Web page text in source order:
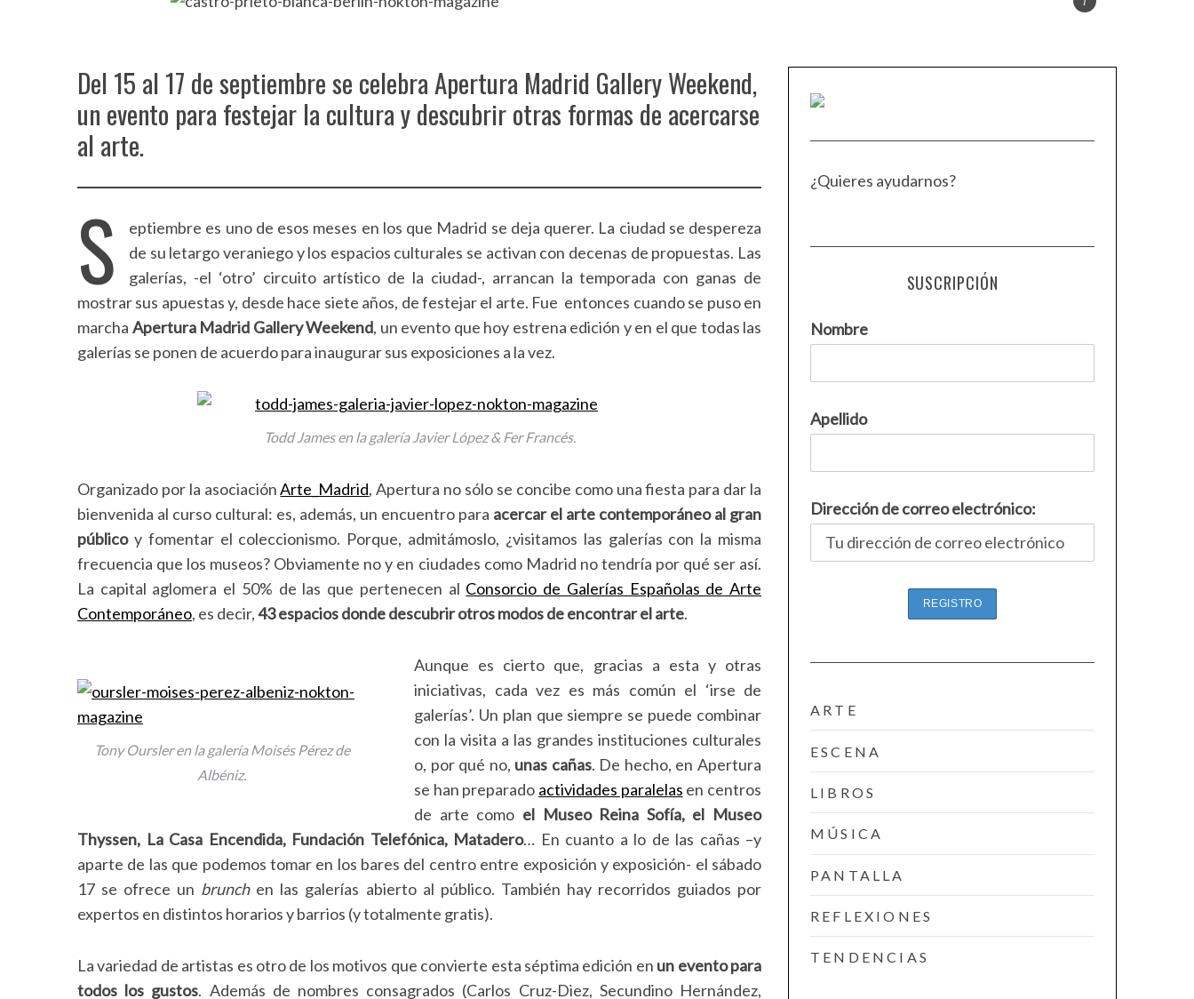
Del 15 al 17 de septiembre se celebra Apertura Madrid Gallery Weekend,
un evento para festejar la cultura y descubrir otras formas de acercarse
al arte.
S
eptiembre es uno de esos meses en los que Madrid se deja querer. La ciudad se despereza
de su letargo veraniego y los espacios culturales se activan con decenas de propuestas. Las
galerías, -el ‘otro’ circuito artístico de la ciudad-, arrancan la temporada con ganas de
mostrar sus apuestas y, desde hace siete años, de festejar el arte. Fue entonces cuando se puso en
marcha Apertura Madrid Gallery Weekend, un evento que hoy estrena edición y en el que todas las
galerías se ponen de acuerdo para inaugurar sus exposiciones a la vez.
Todd James en la galería Javier López & Fer Francés.
Organizado por la asociaciónArte_Madrid, Apertura no sólo se concibe como una fiesta para dar la
bienvenida al curso cultural: es, además, un encuentro para acercar el arte contemporáneo al gran
públicoy fomentar el coleccionismo. Porque, admitámoslo, ¿visitamos las galerías con la misma
frecuencia que los museos? Obviamente no y en ciudades como Madrid no tendría por qué ser así.
La capital aglomera el 50% de las que pertenecen al Consorcio de Galerías Españolas de Arte
Contemporáneo, es decir,43 espacios donde descubrir otros modos de encontrar el arte.
Tony Oursler en la galería Moisés Pérez de
Albéniz.
Aunque es cierto que, gracias a esta y otras
iniciativas, cada vez es más común el ‘irse de
galerías’. Un plan que siempre se puede combinar
con la visita a las grandes instituciones culturales
o, por qué no, unas cañas. De hecho, en Apertura
se han preparado actividades paralelas en centros
de arte como el Museo Reina Sofía, el Museo
Thyssen, La Casa Encendida, Fundación Telefónica, Matadero… En cuanto a lo de las cañas –y
aparte de las que podemos tomar en los bares del centro entre exposición y exposición- el sábado
17 se ofrece un brunchen las galerías abierto al público. También hay recorridos guiados por
expertos en distintos horarios y barrios (y totalmente gratis).
La variedad de artistas es otro de los motivos que convierte esta séptima edición en un evento para
todos los gustos. Además de nombres consagrados (Carlos Cruz-Diez, Secundino Hernández,
¿Quieres ayudarnos?
SUSCRIPCIÓN
Nombre
Apellido
Dirección de correo electrónico:
ARTE
ESCENA
LIBROS
MÚSICA
PANTALLA
REFLEXIONES
TENDENCIAS